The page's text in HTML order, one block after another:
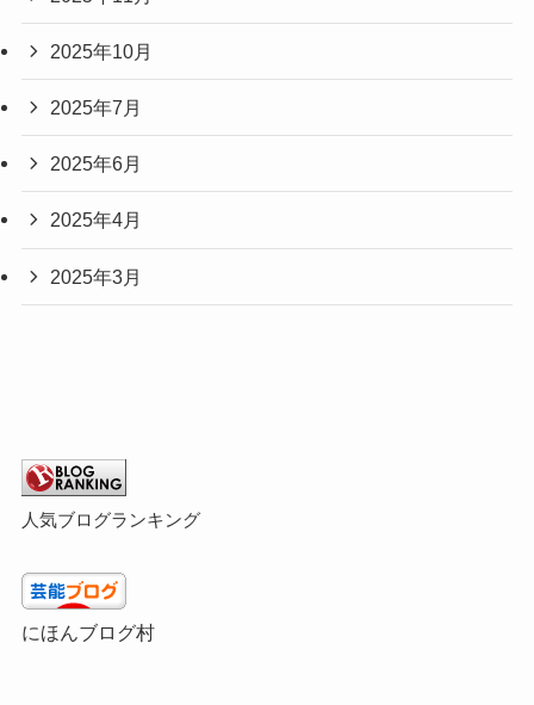
2025年10月
2025年7月
2025年6月
2025年4月
2025年3月
人気ブログランキング
にほんブログ村